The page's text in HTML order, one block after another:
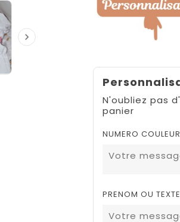

N'oubliez pas
panier
NUMERO
PRENOM OU